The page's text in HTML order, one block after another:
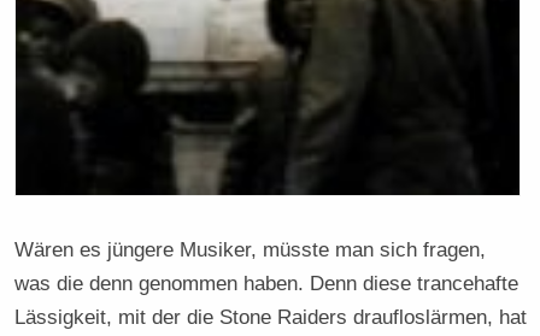
Wären es jüngere Musiker, müsste man sich fragen,
was die denn genommen haben. Denn diese trancehafte
Lässigkeit, mit der die Stone Raiders draufloslärmen, hat